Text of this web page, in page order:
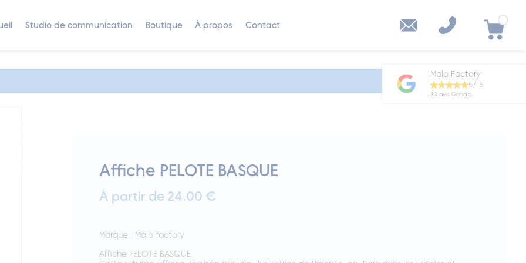
Studio de communication Boutique À propos Contact
Affiche PELOTE BASQUE
À partir de 24.00 €
Marque : Malo factory
Affiche PELOTE BASQUE
Malo Factory
5/ 5
33 avis Google